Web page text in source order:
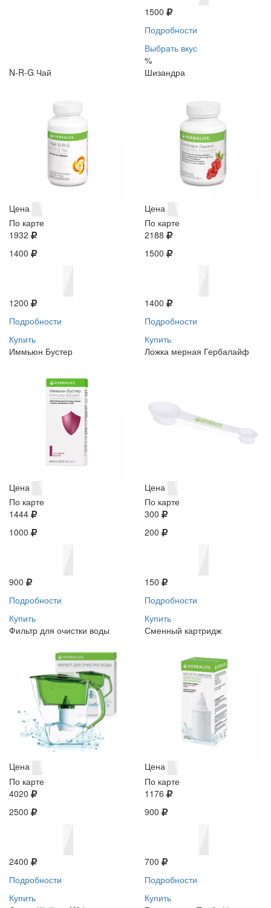
1500
Подробности
Выбрать вкус
%
N-R-G Чай
Цена
По карте
1932
1400
1200
Подробности
Купить
Шизандра
Цена
По карте
2188
1500
1400
Подробности
Купить
Иммьюн Бустер
Цена
По карте
1444
1000
900
Подробности
Купить
Ложка мерная Гербалайф
Цена
По карте
300
200
150
Подробности
Купить
Фильтр для очистки воды
Цена
По карте
4020
2500
2400
Подробности
Купить
Сменный картридж
Цена
По карте
1176
900
700
Подробности
Купить